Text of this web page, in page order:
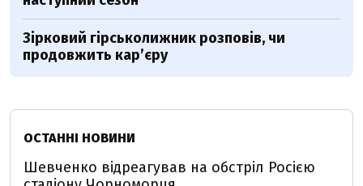
Зірковий гірськолижник розповів, чи
продовжить кар’єру
ОСТАННІ НОВИНИ
Шевченко відреагував на обстріл Росією